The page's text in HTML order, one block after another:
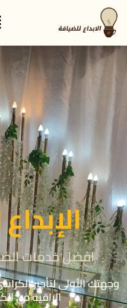
افضل خدمات
وجهتك الأولى لتأجير
الراقية في الكويت